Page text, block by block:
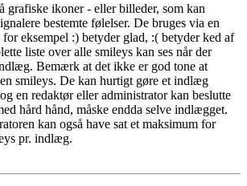
grafiske ikoner - eller billeder, som kan
bestemte følelser. De bruges via en
eksempel :) betyder glad, :( betyder ked af
liste over alle smileys kan ses når der
Bemærk at det ikke er god tone at
smileys. De kan hurtigt gøre et indlæg
en redaktør eller administrator kan beslutte
hård hånd, måske endda selve indlægget.
kan også have sat et maksimum for
pr. indlæg.